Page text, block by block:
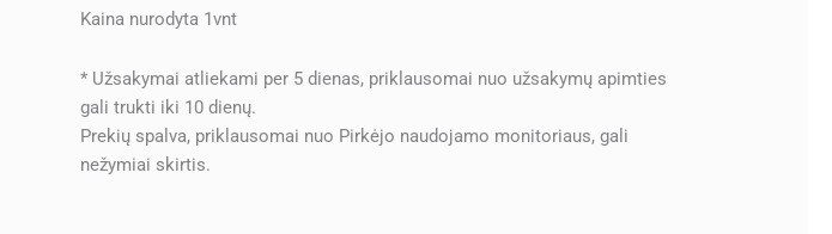
Kaina nurodyta 1vnt
* Užsakymai atliekami per 5 dienas, priklausomai nuo užsakymų apimties
gali trukti iki 10 dienų.
Prekių spalva, priklausomai nuo Pirkėjo naudojamo monitoriaus, gali
nežymiai skirtis.